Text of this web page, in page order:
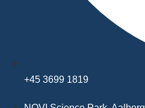
+45 3699 1819